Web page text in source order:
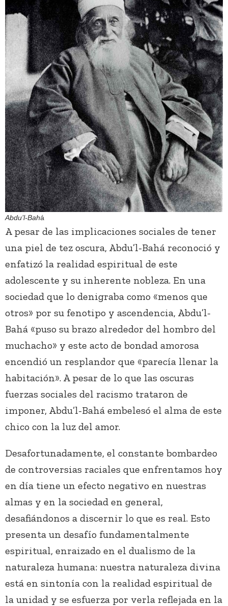
Abdu’l-Bahá
A pesar de las implicaciones sociales de tener
una piel de tez oscura, Abdu’l-Bahá reconoció y
enfatizó la realidad espiritual de este
adolescente y su inherente nobleza. En una
sociedad que lo denigraba como «menos que
otros» por su fenotipo y ascendencia, Abdu’l-
Bahá «puso su brazo alrededor del hombro del
muchacho» y este acto de bondad amorosa
encendió un resplandor que «parecía llenar la
habitación». A pesar de lo que las oscuras
fuerzas sociales del racismo trataron de
imponer, Abdu’l-Bahá embelesó el alma de este
chico con la luz del amor.
Desafortunadamente, el constante bombardeo
de controversias raciales que enfrentamos hoy
en día tiene un efecto negativo en nuestras
almas y en la sociedad en general,
desafiándonos a discernir lo que es real. Esto
presenta un desafío fundamentalmente
espiritual, enraizado en el dualismo de la
naturaleza humana: nuestra naturaleza divina
está en sintonía con la realidad espiritual de
la unidad y se esfuerza por verla reflejada en la